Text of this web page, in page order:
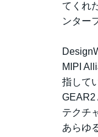
てくれ
ンター
MIPI
指して
GEAR2
テクチ
あらゆ